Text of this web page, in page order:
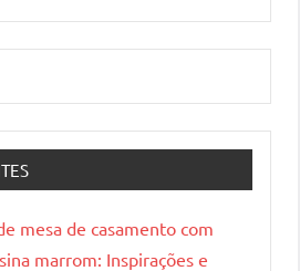
mesa de casamento com
marrom: Inspirações e